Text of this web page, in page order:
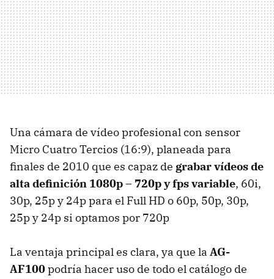
Una cámara de vídeo profesional con sensor
Micro Cuatro Tercios (16:9), planeada para
finales de 2010 que es capaz de grabar vídeos de
alta definición 1080p – 720p y fps variable, 60i,
30p, 25p y 24p para el Full HD o 60p, 50p, 30p,
25p y 24p si optamos por 720p
La ventaja principal es clara, ya que la AG-
AF100podría hacer uso de todo el catálogo de